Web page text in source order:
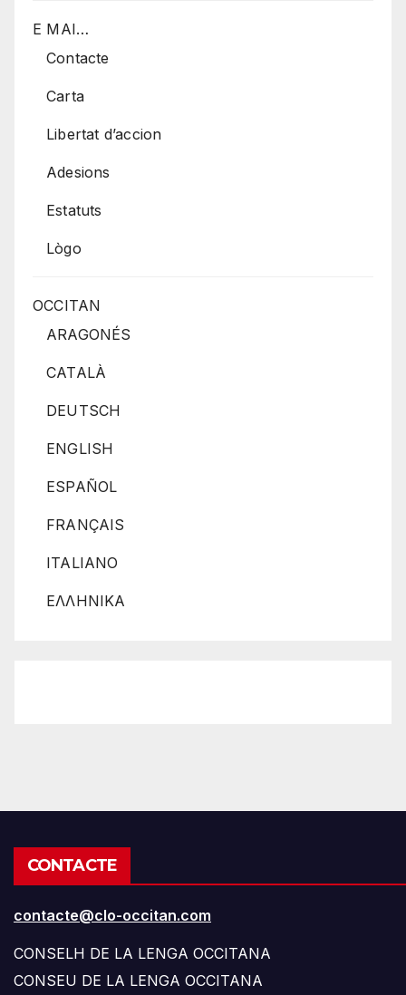
E MAI…
Contacte
Carta
Libertat d’accion
Adesions
Estatuts
Lògo
OCCITAN
ARAGONÉS
CATALÀ
DEUTSCH
ENGLISH
ESPAÑOL
FRANÇAIS
ITALIANO
ΕΛΛΗΝΙΚΑ
CONTACTE
contacte@clo-occitan.com
CONSELH DE LA LENGA OCCITANA
CONSEU DE LA LENGA OCCITANA